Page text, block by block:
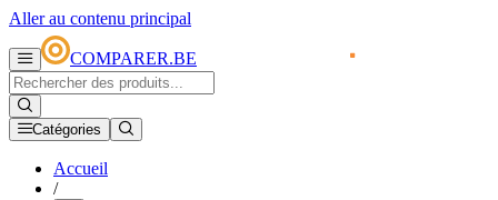
Aller au contenu principal
COMPARER.BE
Catégories
Accueil
/